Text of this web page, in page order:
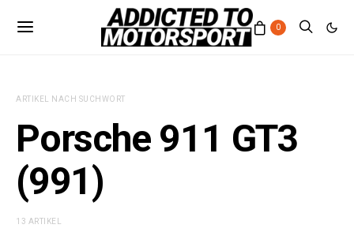
0
ARTIKEL NACH SUCHWORT
Porsche 911 GT3
(991)
13 ARTIKEL